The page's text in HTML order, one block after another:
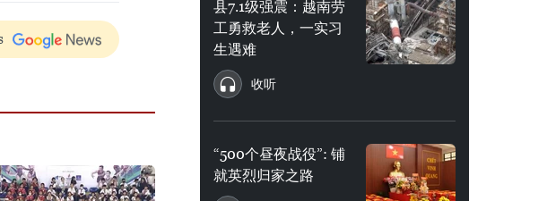
县7.1级强震：越南劳
工勇救老人，一实习
生遇难
收听
“500个昼夜战役”: 铺
就英烈归家之路